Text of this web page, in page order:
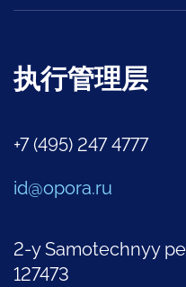
执行管理层
+7 (495) 247 4777
id@opora.ru
2-y Samotechnyy
127473